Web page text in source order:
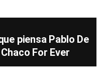
piensa Pablo De
For Ever